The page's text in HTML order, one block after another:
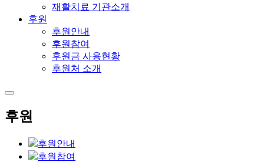
재활치료 기관소개
후원
후원안내
후원참여
후원금 사용현황
후원처 소개
후원
후원안내
후원참여